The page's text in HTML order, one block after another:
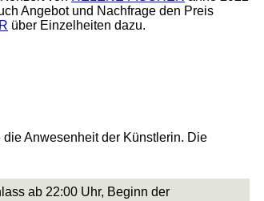
Angebot und Nachfrage den Preis
über Einzelheiten dazu.
Anwesenheit der Künstlerin. Die
ab 22:00 Uhr, Beginn der